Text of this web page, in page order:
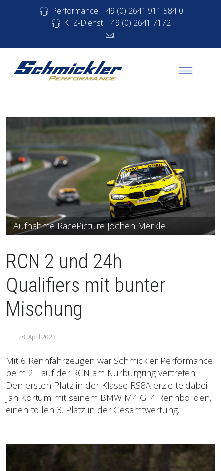
Performance: +49 (0) 2641 911 584 0
KFZ-Dienst: +49 (0) 2641 7172
Aufnahme RacePicture Jochen Merkle
RCN 2 und 24h
Qualifiers mit bunter
Mischung
28. April 2023
Mit 6 Rennfahrzeugen war Schmickler Performance
beim 2. Lauf der RCN am Nürburgring vertreten.
Den ersten Platz in der Klasse RS8A erzielte dabei
Jan Kortüm mit seinem BMW M4 GT4 Rennboliden,
einen tollen 3. Platz in der Gesamtwertung.